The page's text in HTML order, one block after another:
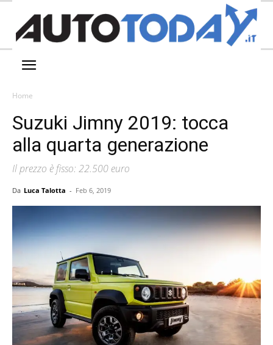
Home
Suzuki Jimny 2019: tocca
alla quarta generazione
Il prezzo è fisso: 22.500 euro
Da Luca Talotta - Feb 6, 2019